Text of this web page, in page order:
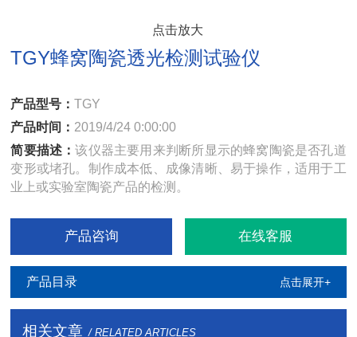
点击放大
TGY蜂窝陶瓷透光检测试验仪
产品型号：TGY
产品时间： 2019/4/24 0:00:00
简要描述：该仪器主要用来判断所显示的蜂窝陶瓷是否孔道
变形或堵孔。制作成本低、成像清晰、易于操作，适用于工
业上或实验室陶瓷产品的检测。
产品咨询 在线客服
产品目录 点击展开+
相关文章 / RELATED ARTICLES